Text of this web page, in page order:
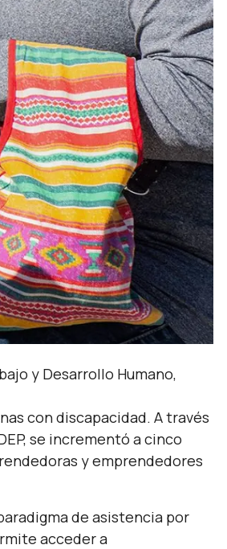
y Desarrollo Humano,
con discapacidad. A través
se incrementó a cinco
y emprendedores
de asistencia por
acceder a